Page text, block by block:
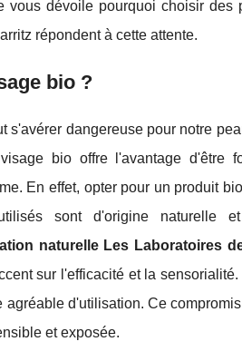
vous dévoile pourquoi choisir des
répondent à cette attente.
bio ?
dangereuse pour notre
bio offre l'avantage d'être
En effet, opter pour un produit
sont d'origine naturelle
naturelle Les Laboratoires
sur l'efficacité et la
d'utilisation. Ce
et exposée.